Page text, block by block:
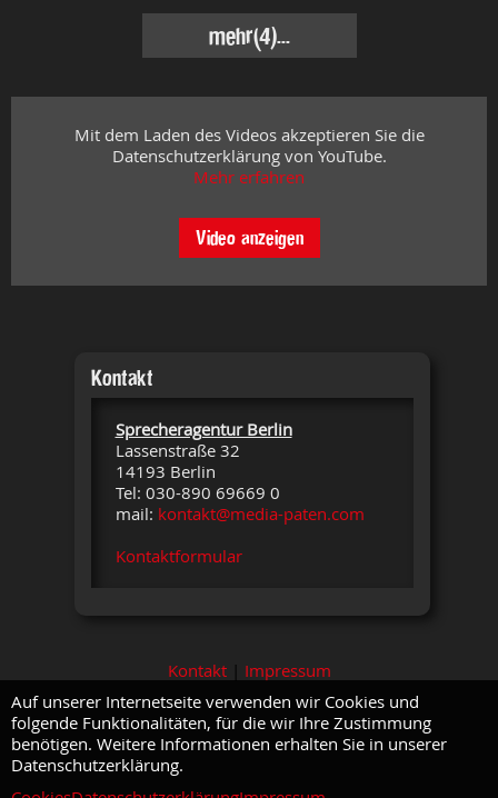
mehr(4)...
Mit dem Laden des Videos akzeptieren Sie die
Datenschutzerklärung von YouTube.
Mehr erfahren
Video anzeigen
Kontakt
Sprecheragentur Berlin
Lassenstraße 32
14193 Berlin
Tel: 030-890 69669 0
mail: kontakt@media-paten.com
Kontaktformular
Kontakt| Impressum
Auf unserer Internetseite verwenden wir Cookies und
folgende Funktionalitäten, für die wir Ihre Zustimmung
benötigen. Weitere Informationen erhalten Sie in unserer
Datenschutzerklärung.